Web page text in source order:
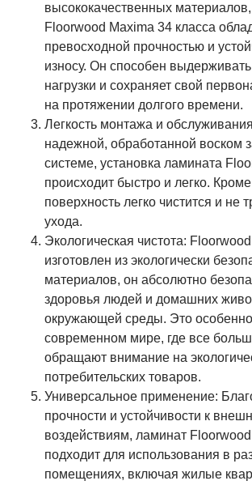
высококачественных
Floorwood Maxima 34 класса
превосходной прочностью и
износу. Он способен
нагрузки и сохраняет свой
на протяжении долгого времени.
Легкость монтажа и
надежной, обработанной воском
системе, установка ламината
происходит быстро и легко. Кроме
поверхность легко чистится и не
ухода.
Экологическая чистота:
изготовлен из экологически
материалов, он абсолютно
здоровья людей и домашних
окружающей среды. Это
современном мире, где все
обращают внимание на
потребительских товаров.
Универсальное применение:
прочности и устойчивости к
воздействиям, ламинат
подходит для использования в
помещениях, включая жилые